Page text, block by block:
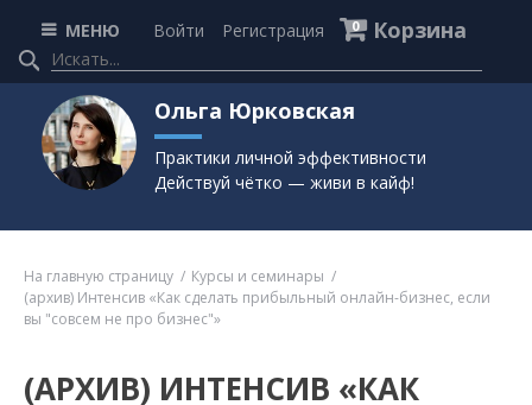
МЕНЮ Войти Регистрация 0 Корзина
Ольга Юрковская
Практики личной эффективности
Действуй чётко — живи в кайф!
На главную страницу
Курсы и семинары
(архив) Интенсив «Как сделать прибыльный онлайн-бизнес, если
вы "совсем не про бизнес"»
(АРХИВ) ИНТЕНСИВ «КАК